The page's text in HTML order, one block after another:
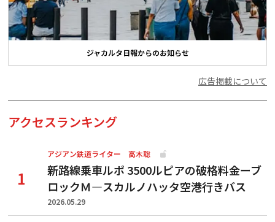
ジャカルタ日報からのお知らせ
広告掲載について
アクセスランキング
アジアン鉄道ライター 高木聡
新路線乗車ルポ 3500ルピアの破格料金ーブ
ロックＭ―スカルノハッタ空港行きバス
2026.05.29